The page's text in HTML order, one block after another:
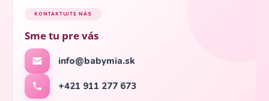
KONTAKTUJTE NÁS
Sme tu pre vás
info@babymia.sk
+421 911 277 673